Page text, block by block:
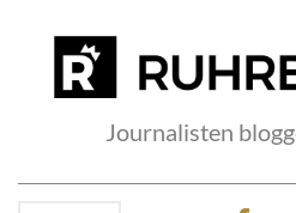
Journalisten